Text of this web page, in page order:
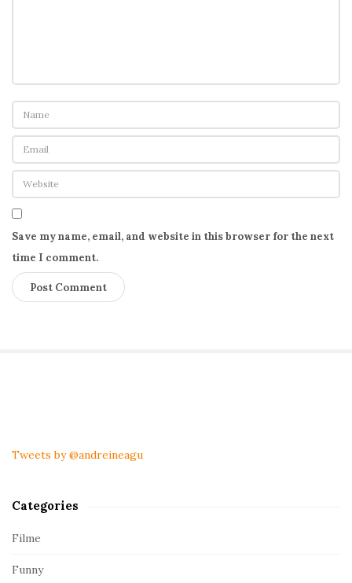
Save my name, email, and website in this browser for the next
time I comment.
i
d
b
Tweets by @andreineagu
Categories
Filme
Funny